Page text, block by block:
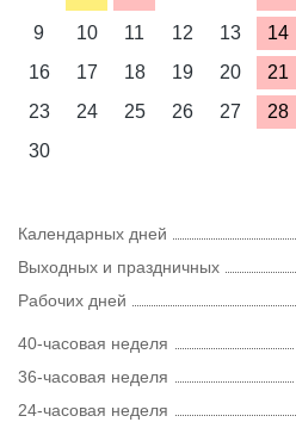
9
10 11 12 13 14
16
17 18 19 20 21
23
24 25 26 27 28
30
Календарных дней
Выходных и праздничных
Рабочих дней
40-часовая неделя
36-часовая неделя
24-часовая неделя